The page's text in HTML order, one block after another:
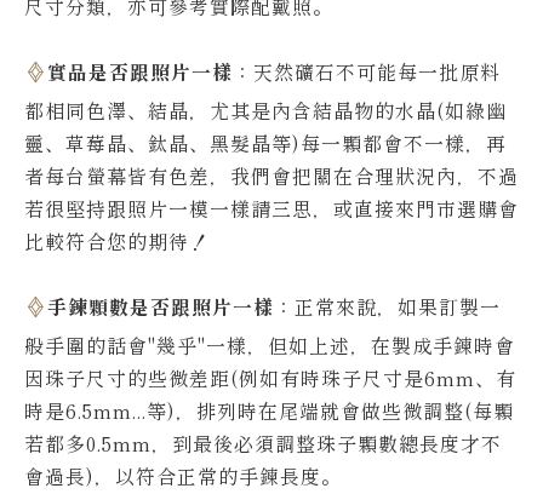
尺寸分類，亦可參考實際配戴照。
實品是否跟照片一樣 ：天然礦石不可能每一批原料
都相同色澤、結晶，尤其是內含結晶物的水晶(如綠幽
靈、草莓晶、鈦晶、黑髮晶等)每一顆都會不一樣，再
者每台螢幕皆有色差，我們會把關在合理狀況內，不過
若很堅持跟照片一模一樣請三思，或直接來門市選購會
比較符合您的期待！
手鍊顆數是否跟照片一樣 ：正常來說，如果訂製一
般手圍的話會"幾乎"一樣，但如上述，在製成手鍊時會
因珠子尺寸的些微差距(例如有時珠子尺寸是6mm、有
時是6.5mm...等)，排列時在尾端就會做些微調整(每顆
若都多0.5mm，到最後必須調整珠子顆數總長度才不
會過長)，以符合正常的手鍊長度。